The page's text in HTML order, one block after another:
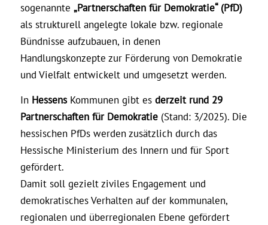
sogenannte „Partnerschaften für Demokratie“ (PfD)
als strukturell angelegte lokale bzw. regionale
Bündnisse aufzubauen, in denen
Handlungskonzepte zur Förderung von Demokratie
und Vielfalt entwickelt und umgesetzt werden.
In HessensKommunen gibt es derzeit rund 29
Partnerschaften für Demokratie(Stand: 3/2025). Die
hessischen PfDs werden zusätzlich durch das
Hessische Ministerium des Innern und für Sport
gefördert.
Damit soll gezielt ziviles Engagement und
demokratisches Verhalten auf der kommunalen,
regionalen und überregionalen Ebene gefördert